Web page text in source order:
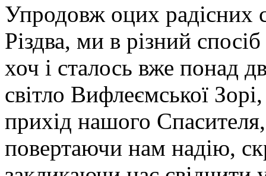
Упродовж оцих радісних
Різдва, ми в різний
хоч і сталось вже понад
світло Вифлеємської
прихід нашого
повертаючи нам надію,